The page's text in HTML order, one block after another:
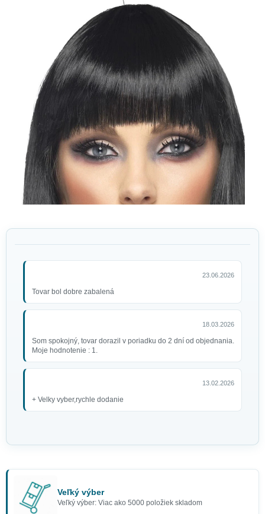
23.06.2026
Tovar bol dobre zabalená
18.03.2026
Som spokojný, tovar dorazil v poriadku do 2 dní od objednania.
Moje hodnotenie : 1.
13.02.2026
+ Velky vyber,rychle dodanie
Veľký výber
Veľký výber: Viac ako 5000 položiek skladom